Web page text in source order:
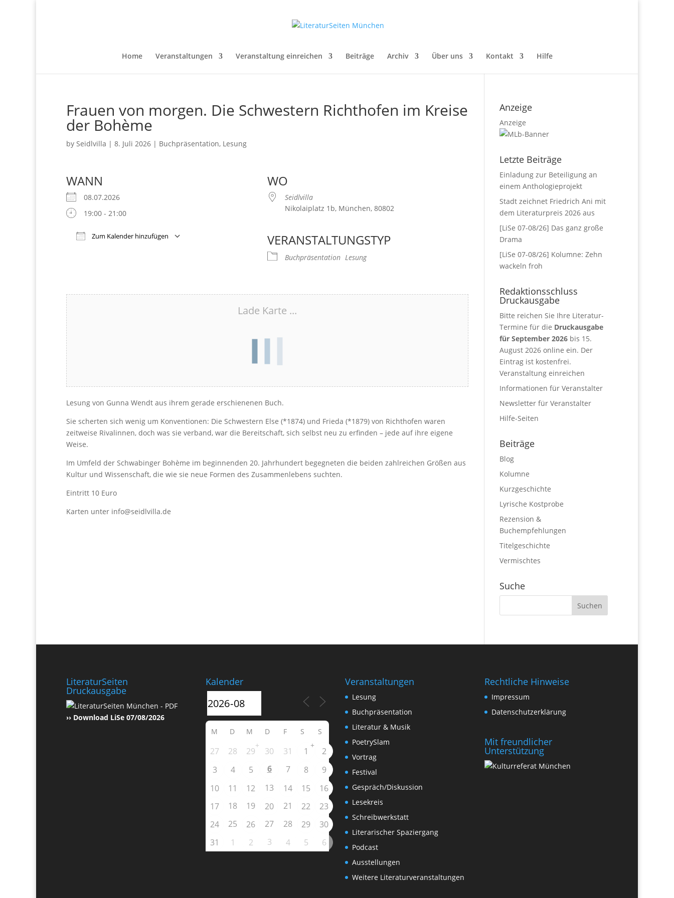
Home Veranstaltungen Veranstaltung einreichen Beiträge Archiv Über uns Kontakt Hilfe
Frauen von morgen. Die Schwestern Richthofen im Kreise
der Bohème
by Seidlvilla | 8. Juli 2026 | Buchpräsentation, Lesung
WANN
08.07.2026
19:00 - 21:00
Zum Kalender hinzufügen
WO
Seidlvilla
Nikolaiplatz 1b, München, 80802
VERANSTALTUNGSTYP
Buchpräsentation Lesung
Lade Karte ...
Lesung von Gunna Wendt aus ihrem gerade erschienenen Buch.
Sie scherten sich wenig um Konventionen: Die Schwestern Else (*1874) und Frieda (*1879) von Richthofen waren
zeitweise Rivalinnen, doch was sie verband, war die Bereitschaft, sich selbst neu zu erfinden – jede auf ihre eigene
Weise.
Im Umfeld der Schwabinger Bohème im beginnenden 20. Jahrhundert begegneten die beiden zahlreichen Größen aus
Kultur und Wissenschaft, die wie sie neue Formen des Zusammenlebens suchten.
Eintritt 10 Euro
Karten unter info@seidlvilla.de
Anzeige
Anzeige
Letzte Beiträge
Einladung zur Beteiligung an
einem Anthologieprojekt
Stadt zeichnet Friedrich Ani mit
dem Literaturpreis 2026 aus
[LiSe 07-08/26] Das ganz große
Drama
[LiSe 07-08/26] Kolumne: Zehn
wackeln froh
Redaktionsschluss
Druckausgabe
Bitte reichen Sie Ihre Literatur-
Termine für die Druckausgabe
für September 2026 bis 15.
August 2026 online ein. Der
Eintrag ist kostenfrei.
Veranstaltung einreichen
Informationen für Veranstalter
Newsletter für Veranstalter
Hilfe-Seiten
Beiträge
Blog
Kolumne
Kurzgeschichte
Lyrische Kostprobe
Rezension &
Buchempfehlungen
Titelgeschichte
Vermischtes
Suche
LiteraturSeiten
Druckausgabe
›› Download LiSe 07/08/2026
Kalender
M D M D F S S
27 28 29
+
30 31 1
+
2
3
4 5 6 7 8
9
10
11 12 13 14 15
16
17
18 19 20 21 22
23
24
25 26 27 28 29
30
31
1 2 3 4 5 6
Veranstaltungen
Lesung
Buchpräsentation
Literatur & Musik
PoetrySlam
Vortrag
Festival
Gespräch/Diskussion
Lesekreis
Schreibwerkstatt
Literarischer Spaziergang
Podcast
Ausstellungen
Weitere Literaturveranstaltungen
Rechtliche Hinweise
Impressum
Datenschutzerklärung
Mit freundlicher
Unterstützung